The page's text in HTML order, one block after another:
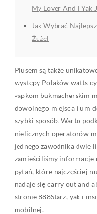
My Lover And I Yak
Jak Wybrać
Żużel
Plusem są także
występy Polaków watts
«apkom bukmacherskim
dowolnego miejsca i um
szybki sposób. Warto
nielicznych operatorów
jednego zawodnika dwie
zamieściliśmy informacje
pytań, które najczęściej
nadaje się carry out and
stronie 888Starz, yak i
mobilnej.